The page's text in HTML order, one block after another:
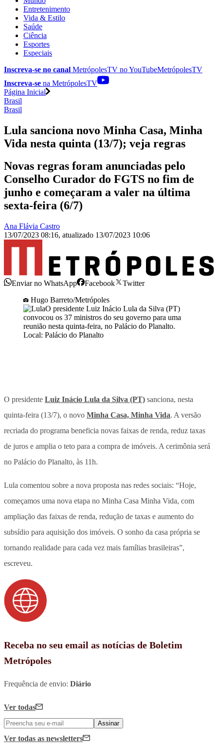
Entretenimento
Vida & Estilo
Saúde
Ciência
Esportes
Especiais
Inscreva-se no canal MetrópolesTV noYouTubeMetrópolesTV
Inscreva-se na MetrópolesTV
Página Inicial
Brasil
Brasil
Lula sanciona novo Minha Casa, Minha
Vida nesta quinta (13/7); veja regras
Novas regras foram anunciadas pelo
Conselho Curador do FGTS no fim de
junho e começaram a valer na última
sexta-feira (6/7)
Ana Flávia Castro
13/07/2023 08:16, atualizado 13/07/2023 10:06
Enviar no WhatsApp Facebook
Twitter
Hugo Barreto/Metrópoles
O presidente Luiz Inácio Lula da Silva (PT) sanciona, nesta
quinta-feira (13/7), o novo Minha Casa, Minha Vida. A versão
recriada do programa beneficia novas faixas de renda, reduz taxas
de juros e amplia o teto para a compra de imóveis. A cerimônia será
no Palácio do Planalto, às 11h.
Lula comentou sobre a nova proposta nas redes sociais: “Hoje,
começamos uma nova etapa no Minha Casa Minha Vida, com
ampliação das faixas de renda, redução de taxas e aumento do
subsídio para aquisição dos imóveis. O sonho da casa própria se
tornando realidade para cada vez mais famílias brasileiras”,
escreveu.
Receba no seu email as notícias de Boletim
Metrópoles
Frequência de envio: Diário
Ver todas
Assinar
Ver todas as newsletters